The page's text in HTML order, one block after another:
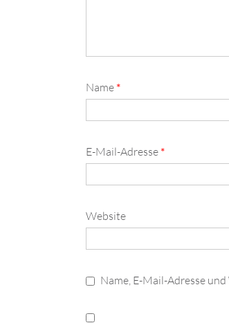
Name *
E-Mail-Adresse *
Website
Name, E-Mail-Adresse